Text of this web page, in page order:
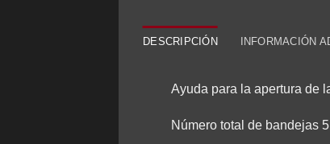
DESCRIPCIÓN INFORMACIÓN
Ayuda para la apertura de
Número total de bandejas 5